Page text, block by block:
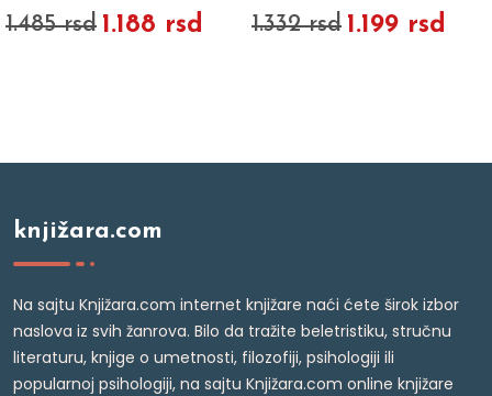
1.485 rsd 1.188 rsd 1.332 rsd 1.199 rsd
knjižara.com
Na sajtu Knjižara.com internet knjižare naći ćete širok izbor
naslova iz svih žanrova. Bilo da tražite beletristiku, stručnu
literaturu, knjige o umetnosti, filozofiji, psihologiji ili
popularnoj psihologiji, na sajtu Knjižara.com online knjižare